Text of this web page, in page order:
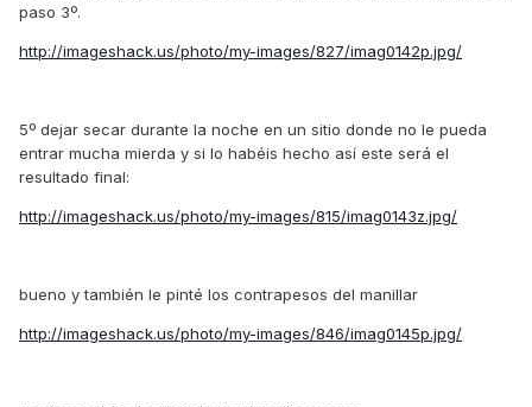
paso 3º.
http://imageshack.us/photo/my-images/827/imag0142p.jpg/
5º dejar secar durante la noche en un sitio donde no le pueda
entrar mucha mierda y si lo habéis hecho así este será el
resultado final:
http://imageshack.us/photo/my-images/815/imag0143z.jpg/
bueno y también le pinté los contrapesos del manillar
http://imageshack.us/photo/my-images/846/imag0145p.jpg/